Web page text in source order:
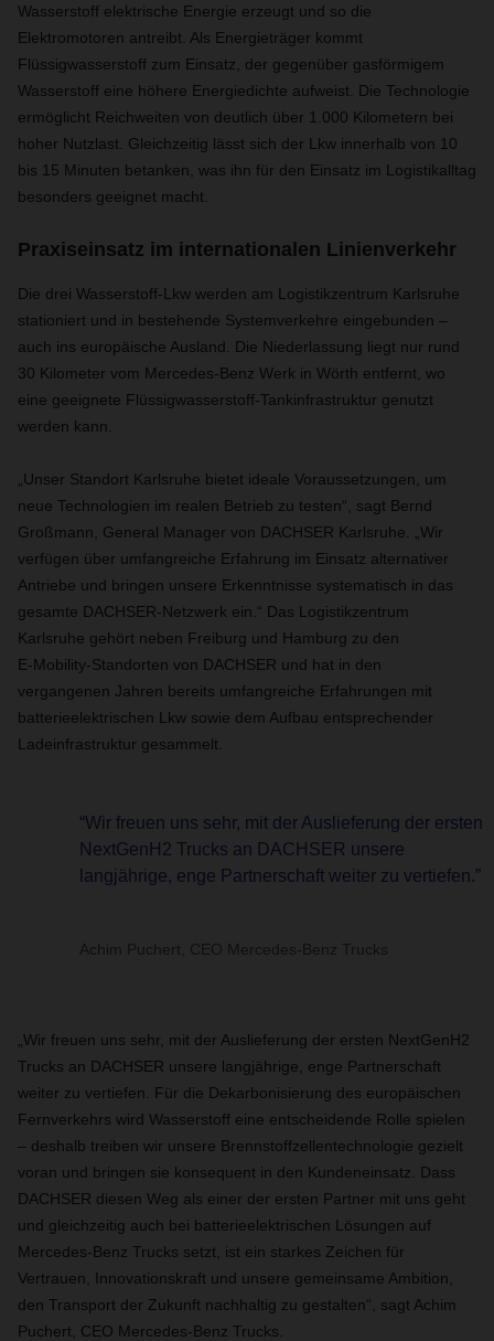
Wasserstoff elektrische Energie erzeugt und so die
Elektromotoren antreibt. Als Energieträger kommt
Flüssigwasserstoff zum Einsatz, der gegenüber gasförmigem
Wasserstoff eine höhere Energiedichte aufweist. Die Technologie
ermöglicht Reichweiten von deutlich über 1.000 Kilometern bei
hoher Nutzlast. Gleichzeitig lässt sich der Lkw innerhalb von 10
bis 15 Minuten betanken, was ihn für den Einsatz im Logistikalltag
besonders geeignet macht.
Praxiseinsatz im internationalen Linienverkehr
Die drei Wasserstoff-Lkw werden am Logistikzentrum Karlsruhe
stationiert und in bestehende Systemverkehre eingebunden –
auch ins europäische Ausland. Die Niederlassung liegt nur rund
30 Kilometer vom Mercedes-Benz Werk in Wörth entfernt, wo
eine geeignete Flüssigwasserstoff-Tankinfrastruktur genutzt
werden kann.
„Unser Standort Karlsruhe bietet ideale Voraussetzungen, um
neue Technologien im realen Betrieb zu testen“, sagt Bernd
Großmann, General Manager von DACHSER Karlsruhe. „Wir
verfügen über umfangreiche Erfahrung im Einsatz alternativer
Antriebe und bringen unsere Erkenntnisse systematisch in das
gesamte DACHSER-Netzwerk ein.“ Das Logistikzentrum
Karlsruhe gehört neben Freiburg und Hamburg zu den
E‑Mobility-Standorten von DACHSER und hat in den
vergangenen Jahren bereits umfangreiche Erfahrungen mit
batterieelektrischen Lkw sowie dem Aufbau entsprechender
Ladeinfrastruktur gesammelt.
“Wir freuen uns sehr, mit der Auslieferung der ersten
NextGenH2 Trucks an DACHSER unsere
langjährige, enge Partnerschaft weiter zu vertiefen.”
Achim Puchert, CEO Mercedes‑Benz Trucks
„Wir freuen uns sehr, mit der Auslieferung der ersten NextGenH2
Trucks an DACHSER unsere langjährige, enge Partnerschaft
weiter zu vertiefen. Für die Dekarbonisierung des europäischen
Fernverkehrs wird Wasserstoff eine entscheidende Rolle spielen
– deshalb treiben wir unsere Brennstoffzellentechnologie gezielt
voran und bringen sie konsequent in den Kundeneinsatz. Dass
DACHSER diesen Weg als einer der ersten Partner mit uns geht
und gleichzeitig auch bei batterieelektrischen Lösungen auf
Mercedes‑Benz Trucks setzt, ist ein starkes Zeichen für
Vertrauen, Innovationskraft und unsere gemeinsame Ambition,
den Transport der Zukunft nachhaltig zu gestalten“, sagt Achim
Puchert, CEO Mercedes‑Benz Trucks.